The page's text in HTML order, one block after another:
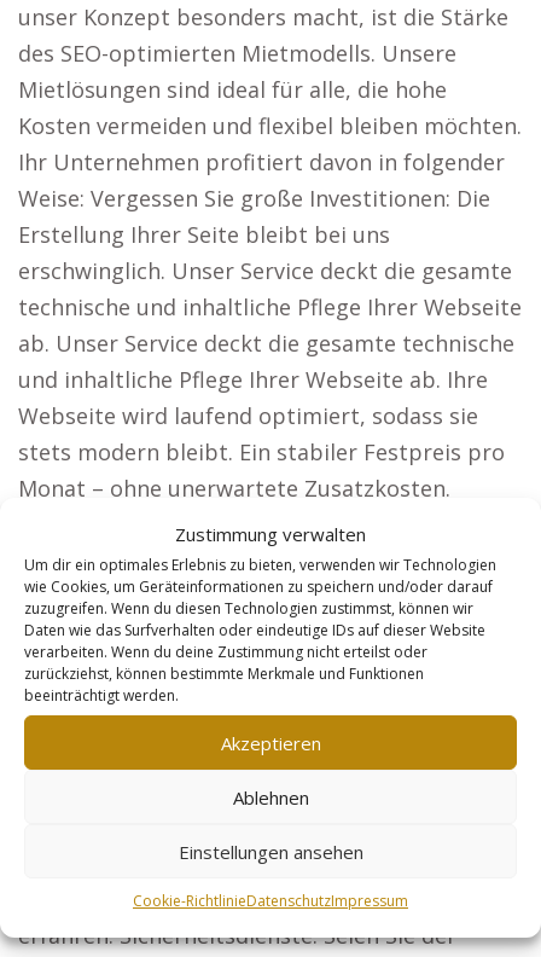
Zustimmung verwalten
Um dir ein optimales Erlebnis zu bieten, verwenden wir Technologien
wie Cookies, um Geräteinformationen zu speichern und/oder darauf
zuzugreifen. Wenn du diesen Technologien zustimmst, können wir
Daten wie das Surfverhalten oder eindeutige IDs auf dieser Website
verarbeiten. Wenn du deine Zustimmung nicht erteilst oder
zurückziehst, können bestimmte Merkmale und Funktionen
beeinträchtigt werden.
Akzeptieren
Ablehnen
Einstellungen ansehen
Cookie-RichtlinieDatenschutzImpressum
unser Konzept besonders macht, ist die Stärke
des SEO-optimierten Mietmodells. Unsere
Mietlösungen sind ideal für alle, die hohe
Kosten vermeiden und flexibel bleiben möchten.
Ihr Unternehmen profitiert davon in folgender
Weise: Vergessen Sie große Investitionen: Die
Erstellung Ihrer Seite bleibt bei uns
erschwinglich. Unser Service deckt die gesamte
technische und inhaltliche Pflege Ihrer Webseite
ab. Unser Service deckt die gesamte technische
und inhaltliche Pflege Ihrer Webseite ab. Ihre
Webseite wird laufend optimiert, sodass sie
stets modern bleibt. Ein stabiler Festpreis pro
Monat – ohne unerwartete Zusatzkosten.
Warum unsere Lösung Kunden den
entscheidenden Vorsprung verschafft. Für
Unternehmen mit Bedarf an großer Reichweite
bieten wir spezialisierte Webseiten, wie etwa:
Rechtsanwälte: Werden Sie in ganz Deutschland
bekannt und ziehen Sie neue Mandanten an.
Architekten: Mit einer eindrucksvollen
Präsentation Ihrer Projekte gewinnen Sie
Steuerberater: Unternehmen und
Privatpersonen sollen von Ihren Leistungen
erfahren. Sicherheitsdienste: Seien Sie der